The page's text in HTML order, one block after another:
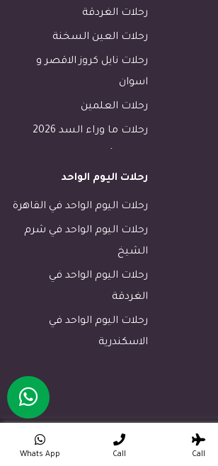
رحلات الغردقة
رحلات العين السخنة
رحلات نايل كروز الاقصر و
اسوان
رحلات العلمين
رحلات ما وراء السد 2026
رحلات طابا
رحلات دهب
فنادق القاهرة
فنادق الاقصر
فنادق اسوان
رحلات مرسى مطروح
رحلات مرسي علم
رحلات الجونة
رحلات الساحل الشمالي
رحلات بورسعيد
رحلات اليوم الواحد
رحلات اليوم الواحد في القاهرة
رحلات اليوم الواحد في شرم
الشيخ
رحلات اليوم الواحد في
الغردقة
رحلات اليوم الواحد في
الاسكندرية
Copyright © 2026. All Rights
Whats App Call Call